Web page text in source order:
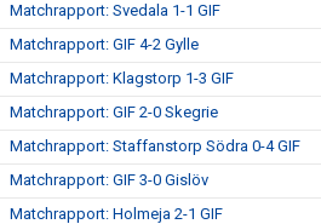
Matchrapport: Svedala 1-1 GIF
Matchrapport: GIF 4-2 Gylle
Matchrapport: Klagstorp 1-3 GIF
Matchrapport: GIF 2-0 Skegrie
Matchrapport: Staffanstorp Södra 0-4 GIF
Matchrapport: GIF 3-0 Gislöv
Matchrapport: Holmeja 2-1 GIF